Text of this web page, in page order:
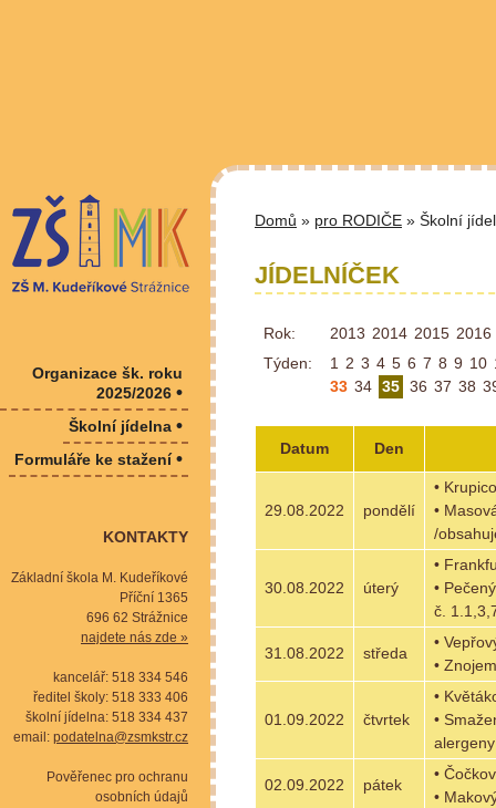
Domů » pro RODIČE » Školní
JÍDELNÍČEK
Rok: 2013 2014 2015 2016
Týden:
1 2 3 4 5 6 7 8 9 10
33 34 35 36 37 38
Datum Den
29.08.2022 pondělí
•
•
/
30.08.2022 úterý
•
•
č.
31.08.2022 středa
•
•
01.09.2022 čtvrtek
•
•
02.09.2022 pátek
•
•
Organizace šk. roku
2025/2026 •
Školní jídelna •
Formuláře ke stažení•
KONTAKTY
Základní škola M. Kudeříkové
Příční 1365
696 62 Strážnice
najdete nás zde »
kancelář: 518 334 546
ředitel školy: 518 333 406
školní jídelna: 518 334 437
email: podatelna@zsmkstr.cz
Pověřenec pro ochranu
osobních údajů